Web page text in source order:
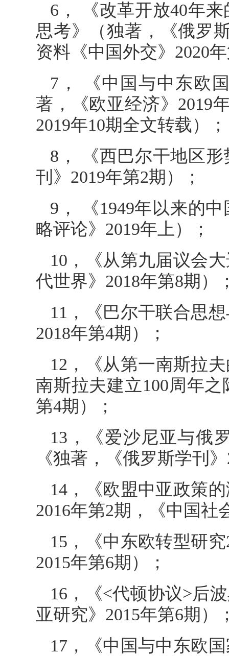
6， 《改革开放40年
思考》（独著，《俄罗
资料《中国外交》2020
7， 《中国与中东欧
著，《欧亚经济》2019
2019年10期全文转载）；
8， 《西巴尔干地区
刊》2019年第2期）；
9， 《1949年以来的
略评论》2019年上）；
10，《从第九届议会
代世界》2018年第8期）
11，《巴尔干联合思
2018年第4期）；
12，《从第一南斯拉
南斯拉夫建立100周年
第4期）；
13，《爱沙尼亚与俄
《独著，《俄罗斯学刊
14，《欧盟中亚政策
2016年第2期，《中国社
15，《中东欧转型研
2015年第6期）；
16，《<代顿协议>后
亚研究》2015年第6期）
17，《中国与中东欧